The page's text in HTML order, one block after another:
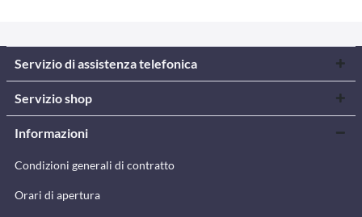
Servizio di assistenza telefonica
Servizio shop
Informazioni
Condizioni generali di contratto
Orari di apertura